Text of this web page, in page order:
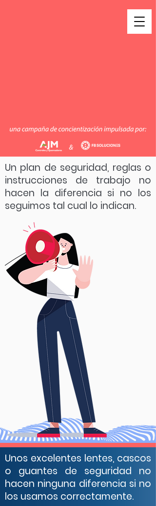
Un plan de seguridad, reglas o
instrucciones de trabajo no
hacen la diferencia si no los
seguimos tal cual lo indican.
Unos excelentes lentes, cascos
o guantes de seguridad no
hacen ninguna diferencia si no
los usamos correctamente.